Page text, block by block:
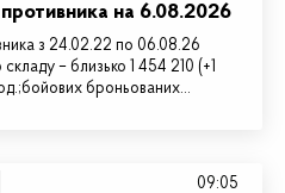
противника на 6.08.2026
з 24.02.22 по 06.08.26
– близько 1 454 210 (+1
броньованих…
09:05